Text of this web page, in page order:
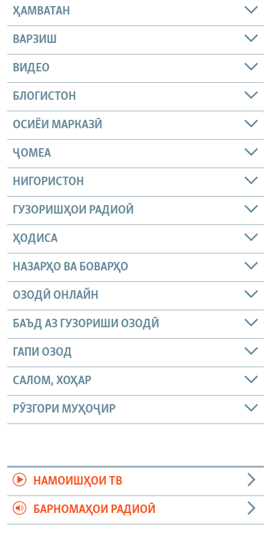
ҲАМВАТАН
ВАРЗИШ
ВИДЕО
БЛОГИСТОН
ОСИЁИ МАРКАЗӢ
ҶОМEА
НИГОРИСТОН
ГУЗОРИШҲОИ РАДИОӢ
ҲОДИСА
НАЗАРҲО ВА БОВАРҲО
ОЗОДӢ ОНЛАЙН
БАЪД АЗ ГУЗОРИШИ ОЗОДӢ
ГАПИ ОЗОД
САЛОМ, ХОҲАР
РӮЗГОРИ МУҲОҶИР
НАМОИШҲОИ ТВ
БАРНОМАҲОИ РАДИОӢ